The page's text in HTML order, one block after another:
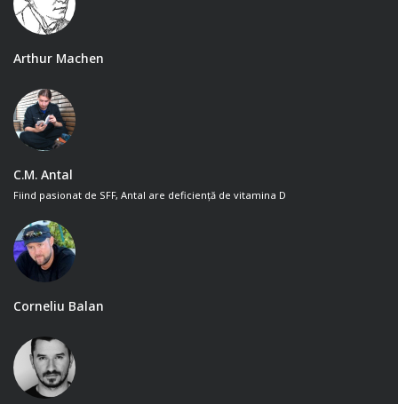
Arthur Machen
C.M. Antal
Fiind pasionat de SFF, Antal are deficiență de vitamina D
Corneliu Balan